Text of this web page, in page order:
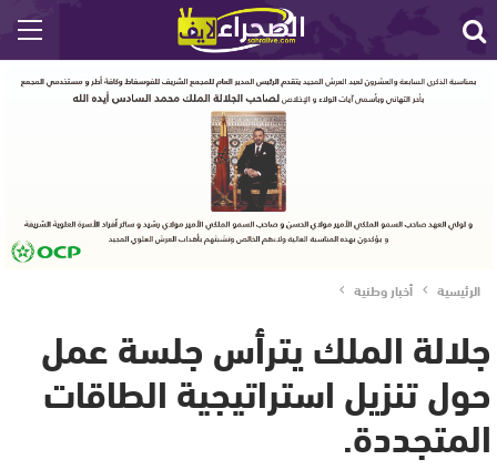
الرئيسية أخبار وطنية
جلالة الملك يترأس جلسة عمل
حول تنزيل استراتيجية الطاقات
المتجددة.